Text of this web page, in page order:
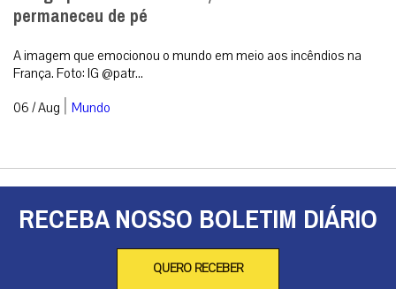
permaneceu de pé
A imagem que emocionou o mundo em meio aos incêndios na
França. Foto: IG @patr...
06 / Aug | Mundo
RECEBA NOSSO BOLETIM DIÁRIO
QUERO RECEBER